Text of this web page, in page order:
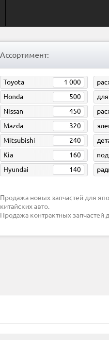
Ассортимент:
Toyota
1 000
Honda
500
Nissan
450
Mazda
320
Mitsubishi
240
Kia
160
Hyundai
140
Продажа новых запчастей для японских, корейских, европейских, американских и
китайских авто.
Продажа контрактных запчастей